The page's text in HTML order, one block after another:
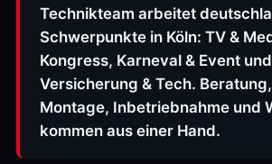
Technikteam arbeitet
Schwerpunkte in Köln: TV &
Kongress, Karneval & Event und
Versicherung & Tech.
Montage, Inbetriebnahme und
kommen aus einer Hand.